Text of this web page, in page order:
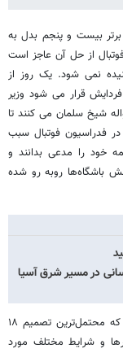
بیست و پنجم بدل به
از حل آن عاجز است
نمی شود. یک روز از
قرار می شود وزیر
شیخ سلمان می کنند تا
فدراسیون فوتبال سبب
خود را مدعی بدانند و
باشگاه‌ها روبه رو شده
در مسیر شرق آسیا
آخرین خبرها از راهروهای فدراسیون حاکی از ان است که محتمل‌ترین تصمیم ۱۸
و شرایط مختلف مورد